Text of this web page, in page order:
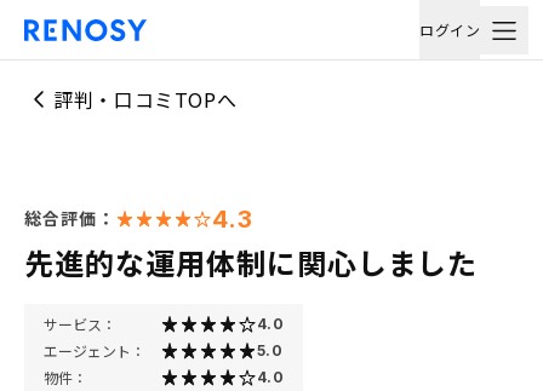
ログイン
評判・口コミTOPへ
総合評価： 4.3
先進的な運用体制に関心しました
サービス： 4.0
エージェント： 5.0
物件： 4.0